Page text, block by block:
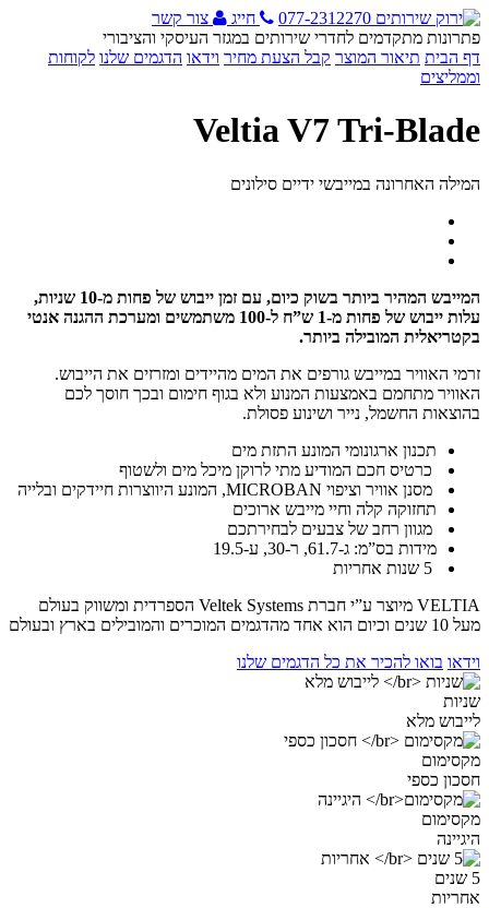
077-2312270 חייג
צור קשר
פתרונות מתקדמים לחדרי שירותים במגזר העיסקי והציבורי
דף הבית תיאור המוצר קבל הצעת מחיר וידאו הדגמים שלנו לקוחות
וממליצים
Veltia V7 Tri-Blade
המילה האחרונה במייבשי ידיים סילונים
המייבש המהיר ביותר בשוק כיום, עם זמן ייבוש של פחות מ-10 שניות,
עלות ייבוש של פחות מ-1 ש”ח ל-100 משתמשים ומערכת ההגנה אנטי
בקטריאלית המובילה ביותר.
זרמי האוויר במייבש גורפים את המים מהיידים ומזרזים את הייבוש.
האוויר מתחמם באמצעות המנוע ולא בגוף חימום ובכך חוסך לכם
בהוצאות החשמל, נייר ושינוע פסולת.
תכנון ארגונומי המונע התזת מים
כרטיס חכם המודיע מתי לרוקן מיכל מים ולשטוף
מסנן אוויר וציפוי MICROBAN, המונע היווצרות חיידקים ובלייה
תחזוקה קלה וחיי מייבש ארוכים
מגוון רחב של צבעים לבחירתכם
מידות בס”מ: ג-61.7, ר-30, ע-19.5
VELTIA מיוצר ע”י חברת Veltek Systems הספרדית ומשווק בעולם
מעל 10 שנים וכיום הוא אחד מהדגמים המוכרים והמובילים בארץ ובעולם
וידאו בואו להכיר את כל הדגמים שלנו
שניות
לייבוש מלא
מקסימום
חסכון כספי
מקסימום
היגיינה
5 שנים
אחריות